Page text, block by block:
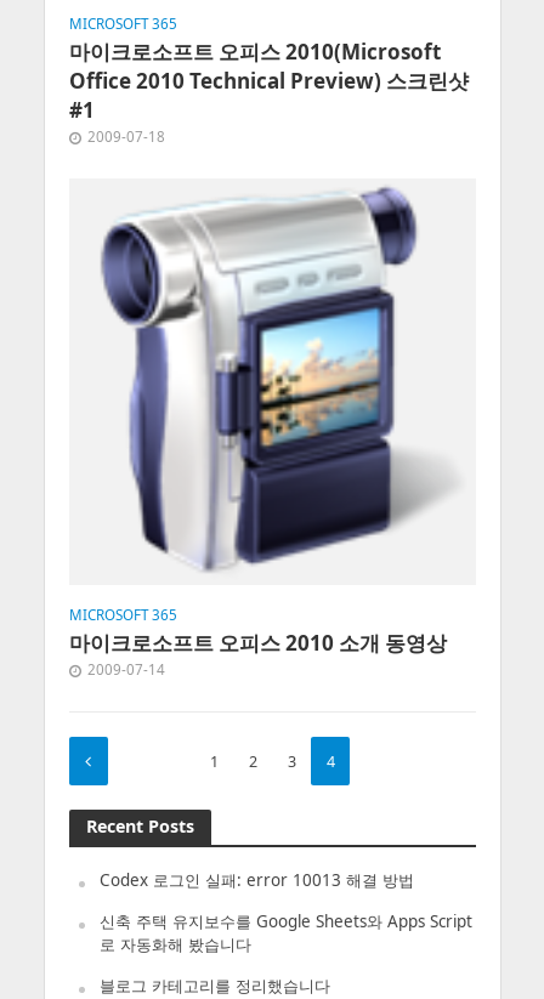
MICROSOFT 365
마이크로소프트 오피스 2010(Microsoft
Office 2010 Technical Preview) 스크린샷
#1
2009-07-18
MICROSOFT 365
마이크로소프트 오피스 2010 소개 동영상
2009-07-14
1 2 3 4
Recent Posts
Codex 로그인 실패: error 10013 해결 방법
신축 주택 유지보수를 Google Sheets와 Apps Script
로 자동화해 봤습니다
블로그 카테고리를 정리했습니다